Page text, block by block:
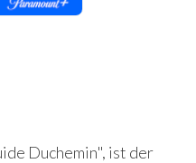
Duchemin", ist der